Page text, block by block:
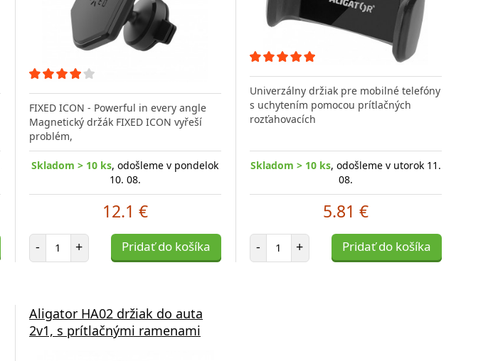
FIXED ICON - Powerful in every angle
Magnetický držák FIXED ICON vyřeší
problém,
Skladom > 10 ks, odošleme v pondelok
10. 08.
12.1 €
- Počet položiek
+ Pridať do košíka
Univerzálny držiak pre mobilné telefóny
s uchytením pomocou prítlačných
rozťahovacích
Skladom > 10 ks, odošleme v utorok 11.
08.
5.81 €
- Počet položiek
+ Pridať do košíka
Aligator HA02 držiak do auta
2v1, s prítlačnými ramenami